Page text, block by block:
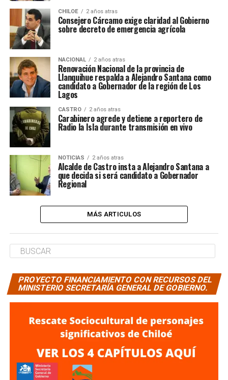
CHILOE 2 años atras
Consejero Cárcamo exige claridad al Gobierno
sobre decreto de emergencia agrícola
NACIONAL 2 años atras
Renovación Nacional de la provincia de
Llanquihue respalda a Alejandro Santana como
candidato a Gobernador de la región de Los
Lagos
CASTRO 2 años atras
Carabinero agrede y detiene a reportero de
Radio la Isla durante transmisión en vivo
NOTICIAS 2 años atras
Alcalde de Castro insta a Alejandro Santana a
que decida si será candidato a Gobernador
Regional
MÁS ARTICULOS
PROYECTO FINANCIAMIENTO CON RECURSOS DEL
MINISTERIO SECRETARÍA GENERAL DE GOBIERNO.